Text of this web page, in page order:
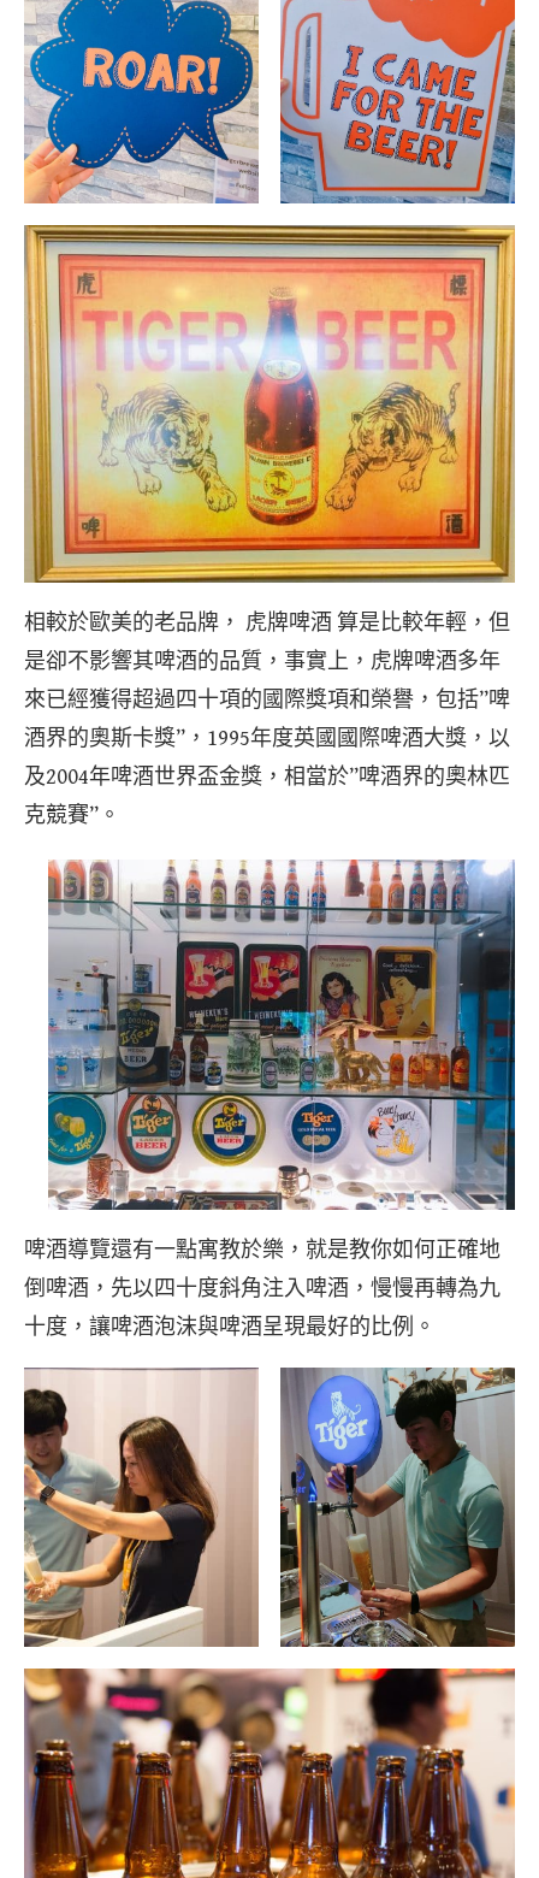
相較於歐美的老品牌， 虎牌啤酒 算是比較年輕，但
是卻不影響其啤酒的品質，事實上，虎牌啤酒多年
來已經獲得超過四十項的國際獎項和榮譽，包括”啤
酒界的奧斯卡獎”，1995年度英國國際啤酒大獎，以
及2004年啤酒世界盃金獎，相當於”啤酒界的奧林匹
克競賽”。
啤酒導覽還有一點寓教於樂，就是教你如何正確地
倒啤酒，先以四十度斜角注入啤酒，慢慢再轉為九
十度，讓啤酒泡沫與啤酒呈現最好的比例。